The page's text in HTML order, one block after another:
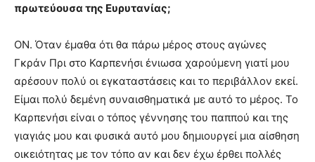
πρωτεύουσα της Ευρυτανίας;
ΟΝ. Όταν έμαθα ότι θα πάρω μέρος στους αγώνες
Γκράν Πρι στο Καρπενήσι ένιωσα χαρούμενη γιατί μου
αρέσουν πολύ οι εγκαταστάσεις και το περιβάλλον εκεί.
Είμαι πολύ δεμένη συναισθηματικά με αυτό το μέρος. Το
Καρπενήσι είναι ο τόπος γέννησης του παππού και της
γιαγιάς μου και φυσικά αυτό μου δημιουργεί μια αίσθηση
οικειότητας με τον τόπο αν και δεν έχω έρθει πολλές